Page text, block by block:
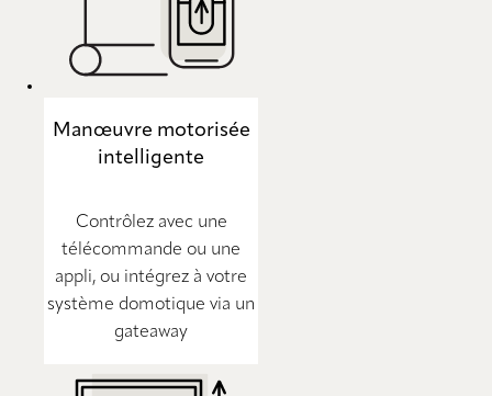
Manœuvre motorisée
intelligente
Contrôlez avec une
télécommande ou une
appli, ou intégrez à votre
système domotique via un
gateaway